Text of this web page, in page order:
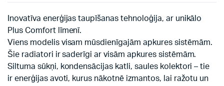
Inovatīva enerģijas taupīšanas tehnoloģija, ar unikālo
Plus Comfort līmenī.
Viens modelis visam mūsdienīgajām apkures sistēmām.
Šie radiatori ir saderīgi ar visām apkures sistēmām.
Siltuma sūkņi, kondensācijas katli, saules kolektori – tie
ir enerģijas avoti, kurus nākotnē izmantos, lai ražotu un